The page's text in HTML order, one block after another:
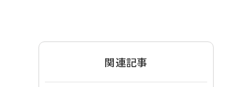
関連記事